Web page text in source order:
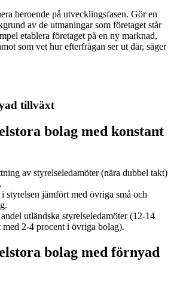
beroende på utvecklingsfasen. Gör en
av de utmaningar som företaget står
etablera företaget på en ny marknad,
som vet hur efterfrågan ser ut där, säger
tillväxt
bolag med konstant
av styrelseledamöter (nära dubbel takt)
styrelsen jämfört med övriga små och
utländska styrelseledamöter (12-14
2-4 procent i övriga bolag).
bolag med förnyad